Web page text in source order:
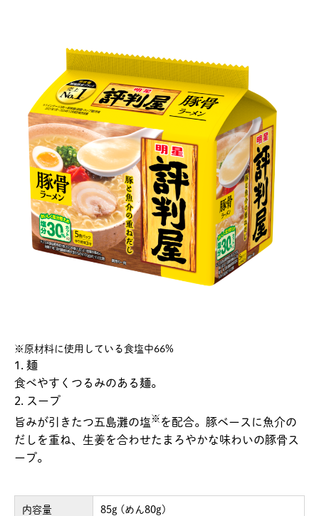
※原材料に使用している食塩中66%
1. 麺
食べやすくつるみのある麺。
2. スープ
旨みが引きたつ五島灘の塩※ を配合。豚ベースに魚介の
だしを重ね、生姜を合わせたまろやかな味わいの豚骨ス
ープ。
内容量 85g (めん80g)